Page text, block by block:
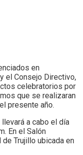
en
el Consejo Directivo,
celebratorios por
que se realizaran
presente año.
a cabo el día
En el Salón
Trujillo ubicada en